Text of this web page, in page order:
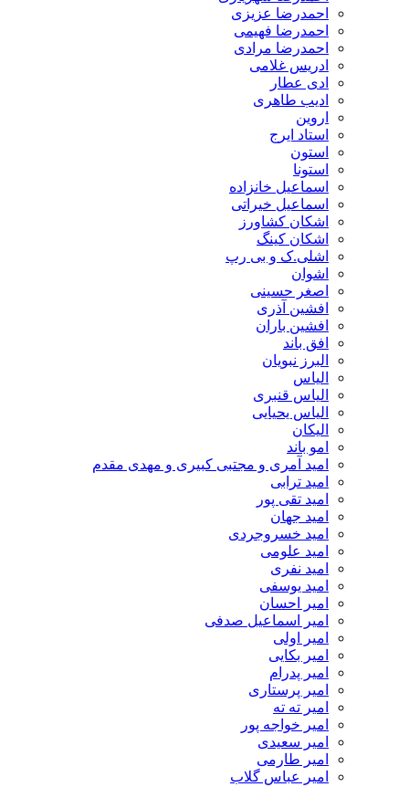
احمدرضا عزیزی
احمدرضا فهیمی
احمدرضا مرادی
ادریس غلامی
ادی عطار
ادیب طاهری
اروین
استاد ایرج
استون
استونا
اسماعیل خانزاده
اسماعیل خیراتی
اشکان کشاورز
اشکان کینگ
اشلی.ک و بی رپ
اشوان
اصغر حسینی
افشین آذری
افشین باران
افق باند
البرز نبویان
الیاس
الیاس قنبرى
الیاس یحیایی
الیکان
امو باند
امید آمری و مجتبی کبیری و مهدى مقدم
امید ترابی
امید تقی پور
امید جهان
امید خسروجردی
امید علومی
امید نفری
امید یوسفی
امیر احسان
امیر اسماعیل صدفی
امیر اولی
امیر بکایی
امیر پدرام
امیر پرستاری
امیر ته ته
امیر خواجه پور
امیر سعیدی
امیر طارمی
امیر عباس گلاب